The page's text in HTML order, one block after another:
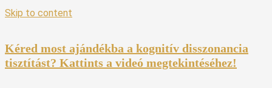
Skip to content
Kéred most ajándékba a kognitív disszonancia
tisztítást? Kattints a videó megtekintéséhez!